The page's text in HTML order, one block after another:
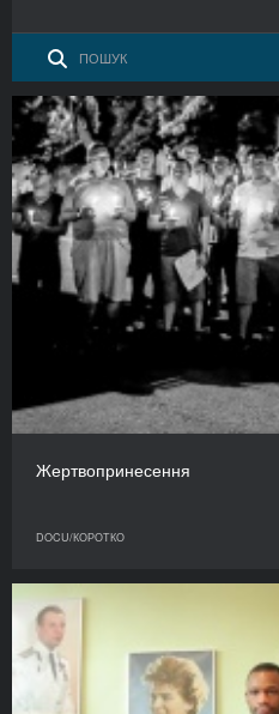
Жертвопринесення
DOCU/КОРОТКО